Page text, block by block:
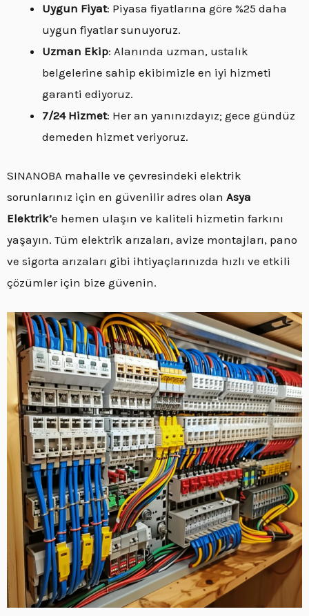
Uygun Fiyat: Piyasa fiyatlarına göre %25 daha
uygun fiyatlar sunuyoruz.
Uzman Ekip: Alanında uzman, ustalık
belgelerine sahip ekibimizle en iyi hizmeti
garanti ediyoruz.
7/24 Hizmet: Her an yanınızdayız; gece gündüz
demeden hizmet veriyoruz.
SINANOBA mahalle ve çevresindeki elektrik
sorunlarınız için en güvenilir adres olan Asya
Elektrik’e hemen ulaşın ve kaliteli hizmetin farkını
yaşayın. Tüm elektrik arızaları, avize montajları, pano
ve sigorta arızaları gibi ihtiyaçlarınızda hızlı ve etkili
çözümler için bize güvenin.